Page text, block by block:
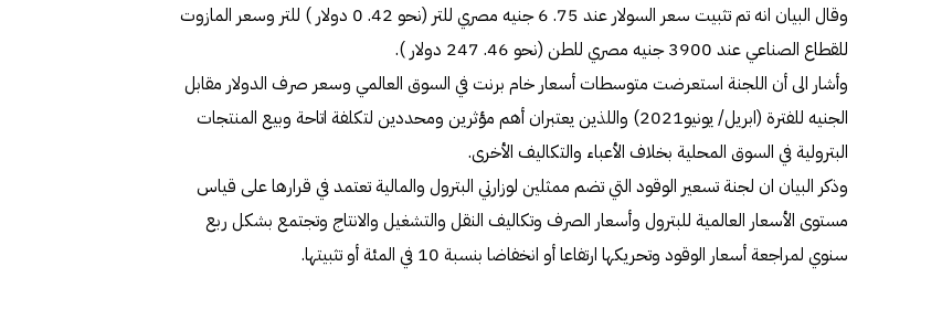
وقال البيان انه تم تثبيت سعر السولار عند 75. 6 جنيه مصري للتر (نحو 42. 0 دولار ) للتر وسعر المازوت
للقطاع الصناعي عند 3900 جنيه مصري للطن (نحو 46. 247 دولار ).
وأشار الى أن اللجنة استعرضت متوسطات أسعار خام برنت في السوق العالمي وسعر صرف الدولار مقابل
الجنيه للفترة (ابريل/ يونيو2021) واللذين يعتبران أهم مؤثرين ومحددين لتكلفة اتاحة وبيع المنتجات
البترولية في السوق المحلية بخلاف الأعباء والتكاليف الأخرى.
وذكر البيان ان لجنة تسعير الوقود التي تضم ممثلين لوزارتي البترول والمالية تعتمد في قرارها على قياس
مستوى الأسعار العالمية للبترول وأسعار الصرف وتكاليف النقل والتشغيل والانتاج وتجتمع بشكل ربع
سنوي لمراجعة أسعار الوقود وتحريكها ارتفاعا أو انخفاضا بنسبة 10 في المئة أو تثبيتها.